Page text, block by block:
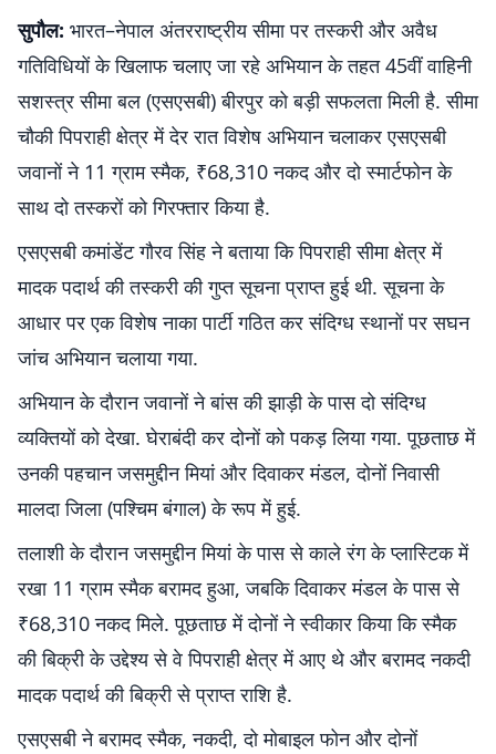
सुपौल: भारत–नेपाल अंतरराष्ट्रीय सीमा पर तस्करी और अवैध
गतिविधियों के खिलाफ चलाए जा रहे अभियान के तहत 45वीं वाहिनी
सशस्त्र सीमा बल (एसएसबी) बीरपुर को बड़ी सफलता मिली है. सीमा
चौकी पिपराही क्षेत्र में देर रात विशेष अभियान चलाकर एसएसबी
जवानों ने 11 ग्राम स्मैक, ₹68,310 नकद और दो स्मार्टफोन के
साथ दो तस्करों को गिरफ्तार किया है.
एसएसबी कमांडेंट गौरव सिंह ने बताया कि पिपराही सीमा क्षेत्र में
मादक पदार्थ की तस्करी की गुप्त सूचना प्राप्त हुई थी. सूचना के
आधार पर एक विशेष नाका पार्टी गठित कर संदिग्ध स्थानों पर सघन
जांच अभियान चलाया गया.
अभियान के दौरान जवानों ने बांस की झाड़ी के पास दो संदिग्ध
व्यक्तियों को देखा. घेराबंदी कर दोनों को पकड़ लिया गया. पूछताछ में
उनकी पहचान जसमुद्दीन मियां और दिवाकर मंडल, दोनों निवासी
मालदा जिला (पश्चिम बंगाल) के रूप में हुई.
तलाशी के दौरान जसमुद्दीन मियां के पास से काले रंग के प्लास्टिक में
रखा 11 ग्राम स्मैक बरामद हुआ, जबकि दिवाकर मंडल के पास से
₹68,310 नकद मिले. पूछताछ में दोनों ने स्वीकार किया कि स्मैक
की बिक्री के उद्देश्य से वे पिपराही क्षेत्र में आए थे और बरामद नकदी
मादक पदार्थ की बिक्री से प्राप्त राशि है.
एसएसबी ने बरामद स्मैक, नकदी, दो मोबाइल फोन और दोनों